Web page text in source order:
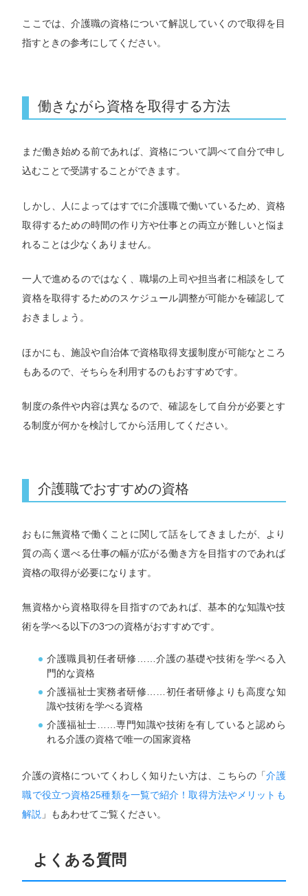
ここでは、介護職の資格について解説していくので取得を目
指すときの参考にしてください。
働きながら資格を取得する方法
まだ働き始める前であれば、資格について調べて自分で申し
込むことで受講することができます。
しかし、人によってはすでに介護職で働いているため、資格
取得するための時間の作り方や仕事との両立が難しいと悩ま
れることは少なくありません。
一人で進めるのではなく、職場の上司や担当者に相談をして
資格を取得するためのスケジュール調整が可能かを確認して
おきましょう。
ほかにも、施設や自治体で資格取得支援制度が可能なところ
もあるので、そちらを利用するのもおすすめです。
制度の条件や内容は異なるので、確認をして自分が必要とす
る制度が何かを検討してから活用してください。
介護職でおすすめの資格
おもに無資格で働くことに関して話をしてきましたが、より
質の高く選べる仕事の幅が広がる働き方を目指すのであれば
資格の取得が必要になります。
無資格から資格取得を目指すのであれば、基本的な知識や技
術を学べる以下の3つの資格がおすすめです。
介護職員初任者研修……介護の基礎や技術を学べる入
門的な資格
介護福祉士実務者研修……初任者研修よりも高度な知
識や技術を学べる資格
介護福祉士……専門知識や技術を有していると認めら
れる介護の資格で唯一の国家資格
介護の資格についてくわしく知りたい方は、こちらの「介護
職で役立つ資格25種類を一覧で紹介！取得方法やメリットも
解説 」もあわせてご覧ください。
よくある質問
専任キャリアアドバイザーにお任せ！